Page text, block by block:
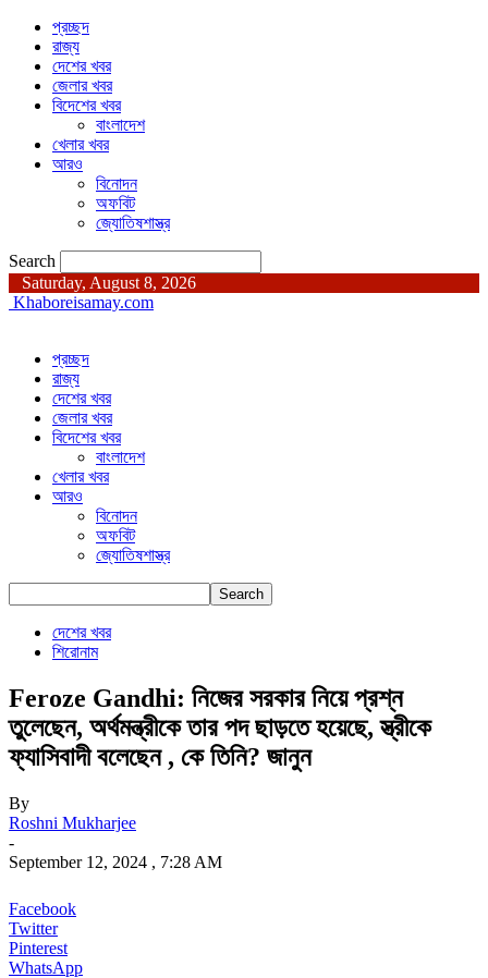
প্রচ্ছদ
রাজ্য
দেশের খবর
জেলার খবর
বিদেশের খবর
বাংলাদেশ
খেলার খবর
আরও
বিনোদন
অফবিট
জ্যোতিষশাস্ত্র
Search
Saturday, August 8, 2026
Khaboreisamay.com
প্রচ্ছদ
রাজ্য
দেশের খবর
জেলার খবর
বিদেশের খবর
বাংলাদেশ
খেলার খবর
আরও
বিনোদন
অফবিট
জ্যোতিষশাস্ত্র
দেশের খবর
শিরোনাম
Feroze Gandhi: নিজের সরকার নিয়ে প্রশ্ন
তুলেছেন, অর্থমন্ত্রীকে তার পদ ছাড়তে হয়েছে, স্ত্রীকে
ফ্যাসিবাদী বলেছেন , কে তিনি? জানুন
By
Roshni Mukharjee
-
September 12, 2024 , 7:28 AM
Facebook
Twitter
Pinterest
WhatsApp